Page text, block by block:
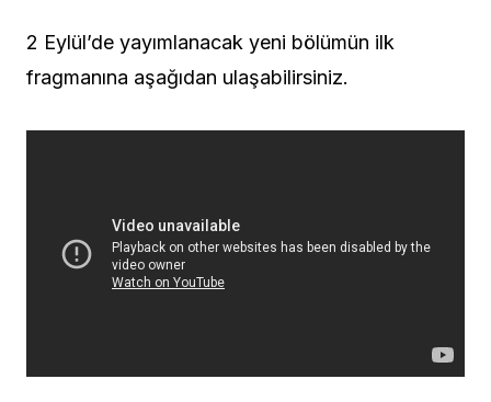
2 Eylül’de yayımlanacak yeni bölümün ilk
fragmanına aşağıdan ulaşabilirsiniz.